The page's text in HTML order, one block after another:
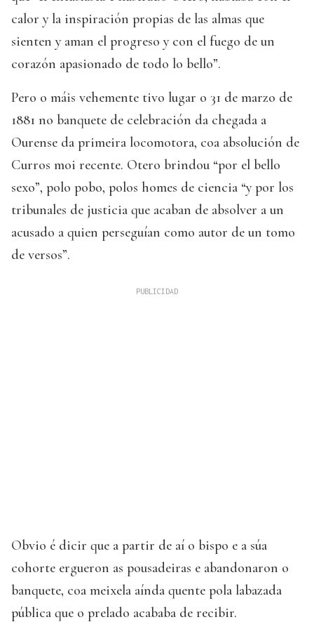
calor y la inspiración propias de las almas que
sienten y aman el progreso y con el fuego de un
corazón apasionado de todo lo bello”.
Pero o máis vehemente tivo lugar o 31 de marzo de
1881 no banquete de celebración da chegada a
Ourense da primeira locomotora, coa absolución de
Curros moi recente. Otero brindou “por el bello
sexo”, polo pobo, polos homes de ciencia “y por los
tribunales de justicia que acaban de absolver a un
acusado a quien perseguían como autor de un tomo
de versos”.
Obvio é dicir que a partir de aí o bispo e a súa
cohorte ergueron as pousadeiras e abandonaron o
banquete, coa meixela aínda quente pola labazada
pública que o prelado acababa de recibir.